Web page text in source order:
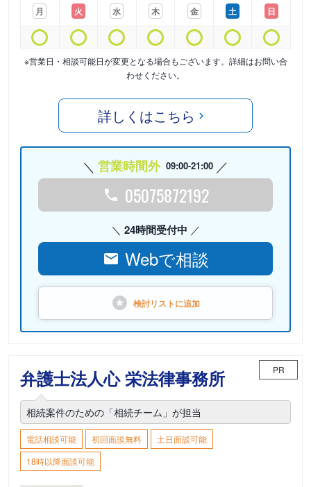
月
火
水
木
金
土
日
※営業日・相談可能日が変更となる場合もございます。詳細はお問い合
わせください。
詳しくはこちら
営業時間外 09:00-21:00
05075872192
24時間受付中
Webで相談
検討リストに追加
弁護士法人心 栄法律事務所 PR
相続案件のための「相続チーム」が担当
電話相談可能 初回面談無料
土日面談可能
18時以降面談可能